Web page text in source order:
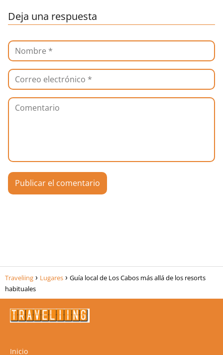
Deja una respuesta
Traveliing Lugares
Guía local de Los Cabos más allá de los resorts
habituales
Inicio